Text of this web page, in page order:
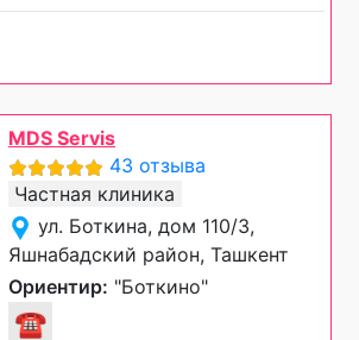
MDS Servis
43 отзыва
Частная клиника
ул. Боткина, дом 110/3,
Яшнабадский район, Ташкент
Ориентир: "Боткино"
☎